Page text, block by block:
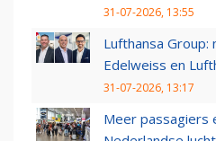
31-07-2026, 13:55
Lufthansa Group:
Edelweiss en
31-07-2026, 13:17
Meer passagiers